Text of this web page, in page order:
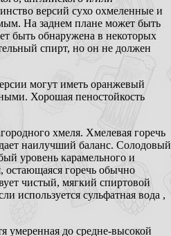
версий сухо охмеленные и
На заднем плане может быть
быть обнаружена в некоторых
спирт, но он не должен
могут иметь оранжевый
Хорошая пеностойкость
хмеля. Хмелевая горечь
наилучший баланс. Солодовый
уровень карамельного и
остающаяся горечь обычно
чистый, мягкий спиртовой
используется сульфатная вода ,
умеренная до средне-высокой